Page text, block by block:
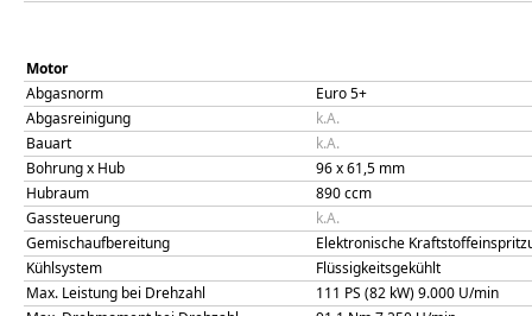
Motor
Abgasnorm
Euro 5+
Abgasreinigung
k.A.
Bauart
k.A.
Bohrung x Hub
96x61,5 mm
Hubraum
890ccm
Gassteuerung
k.A.
Gemischaufbereitung
Elektronische
Kühlsystem
Flüssigkeitsgekühlt
Max. Leistung bei Drehzahl
111 PS (82 kW)9.000 U/min